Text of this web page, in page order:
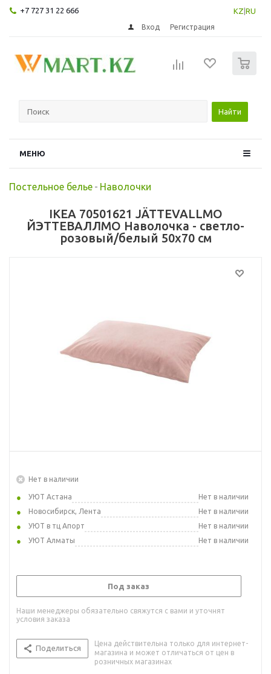
+7 727 31 22 666 KZ RU
Вход Регистрация
Найти
МЕНЮ
Постельное белье - Наволочки
IKEA 70501621 JÄTTEVALLMO
ЙЭТТЕВАЛЛМО Наволочка - светло-
розовый/белый 50x70 см
Нет в наличии
УЮТ Астана
Нет в наличии
Новосибирск, Лента
Нет в наличии
УЮТ в тц Апорт
Нет в наличии
УЮТ Алматы
Нет в наличии
Под заказ
Наши менеджеры обязательно свяжутся с вами и уточнят
условия заказа
Поделиться
Цена действительна только для интернет-
магазина и может отличаться от цен в
розничных магазинах